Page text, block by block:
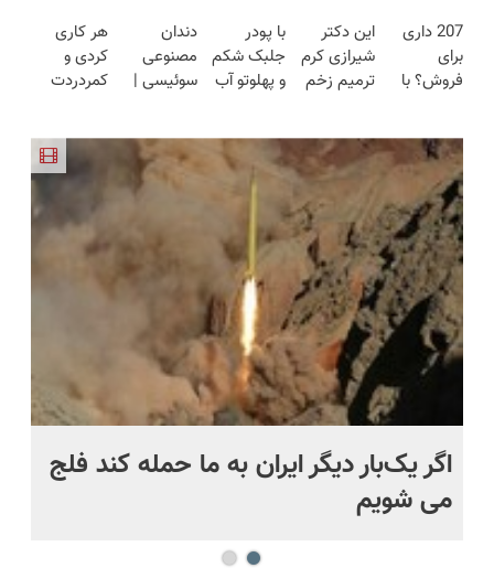
بکار
(تضمینی)
محوش کن!
فناوری
اروپا، سبک
و مقاوم |
قسطی
نصب آسان
و پرداخت
اقساطی 💳
ساخت!!!
207 داری
برای
فروش؟ با
قیمت
بفروش!
این دکتر
شیرازی کرم
ترمیم زخم
با پودر
جلبک شکم
و پهلوتو آب
تا امشب)
دندان
مصنوعی
سوئیسی |
طبیعی!
ویزیت
رایگان+پرداخت
اقساطی😍
هر کاری
کردی و
کمردردت
پرسشنامه و
دریافت راه
اگر یک‌بار دیگر ایران به ما حمله کند فلج
می شویم